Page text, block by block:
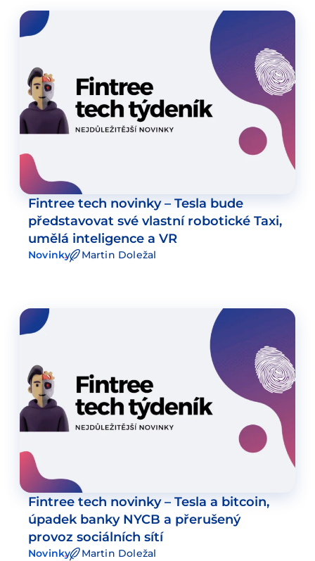
Fintree tech novinky – Tesla bude
představovat své vlastní robotické Taxi,
umělá inteligence a VR
Novinky Martin Doležal
Fintree tech novinky – Tesla a bitcoin,
úpadek banky NYCB a přerušený
provoz sociálních sítí
Novinky Martin Doležal